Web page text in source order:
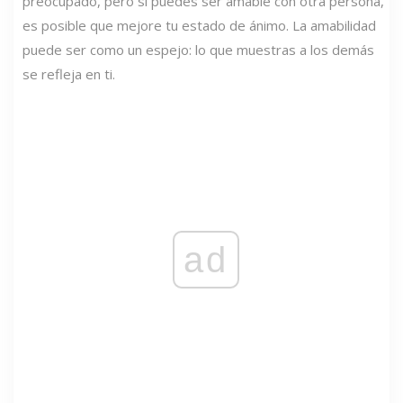
es posible que mejore tu estado de ánimo. La amabilidad
puede ser como un espejo: lo que muestras a los demás
se refleja en ti.
ad